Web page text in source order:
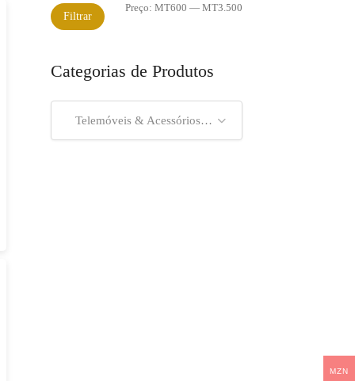
Preço
Preço
Filtrar
Preço: MT600 — MT3.500
Categorias de Produtos
Telemóveis & Acessórios (33)
MZN